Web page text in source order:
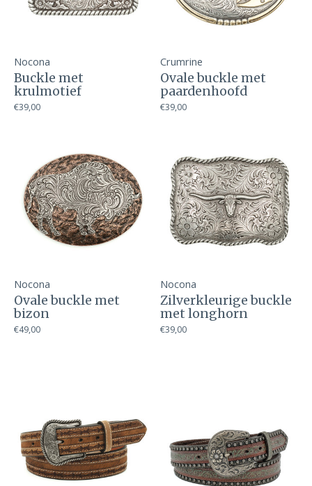
Nocona
Buckle met
krulmotief
€39,00
Crumrine
Ovale buckle met
paardenhoofd
€39,00
Nocona
Ovale buckle met
bizon
€49,00
Nocona
Zilverkleurige buckle
met longhorn
€39,00